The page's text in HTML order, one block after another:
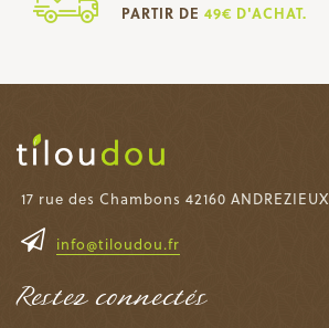
PARTIR DE 49€ D'ACHAT.
17 rue des Chambons 42160
info@tiloudou.fr
Restez connectés